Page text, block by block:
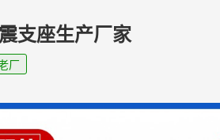
支座生产厂家
厂